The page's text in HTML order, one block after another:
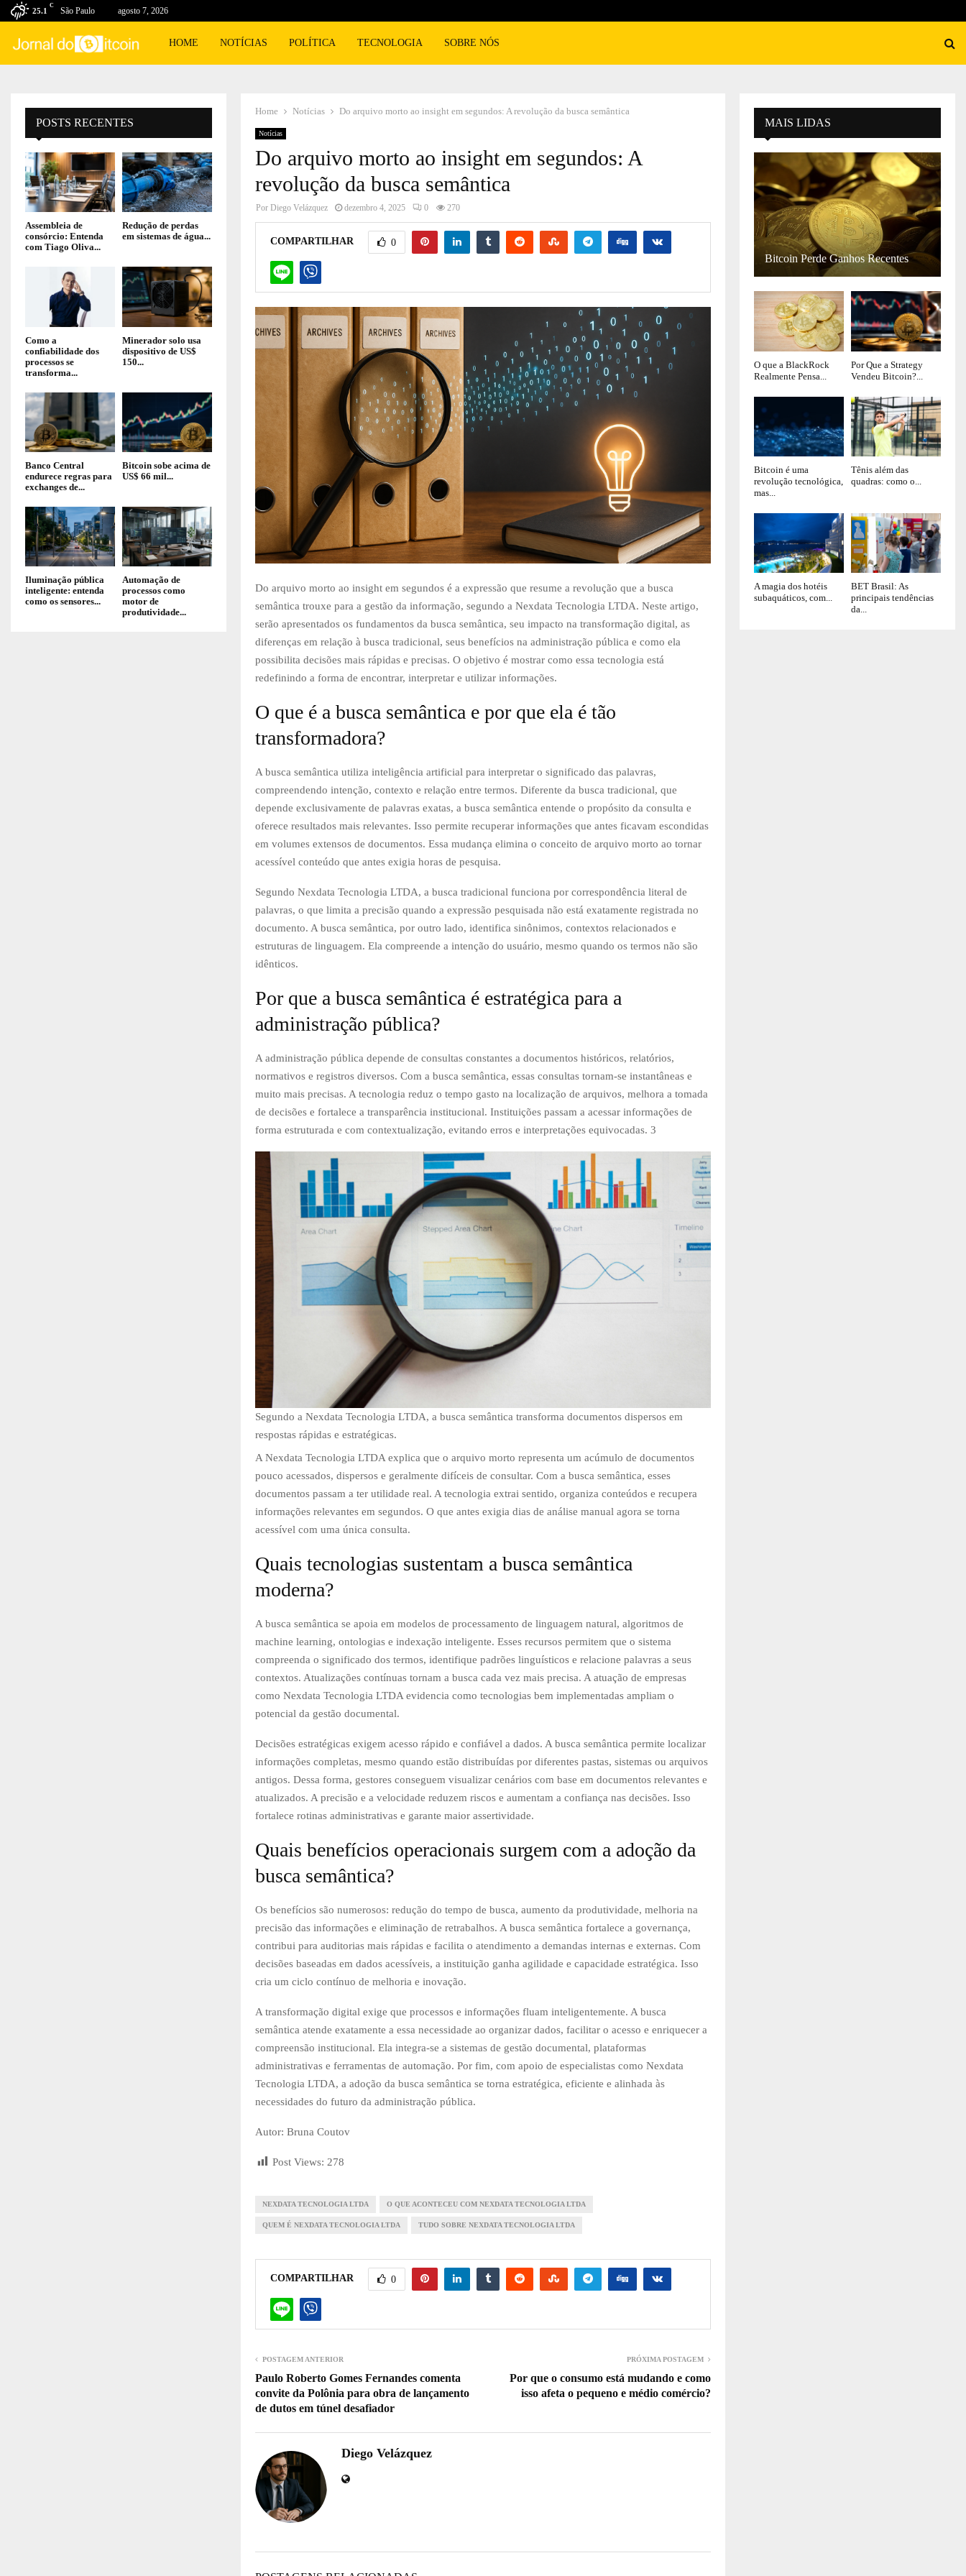
25.1
C
São Paulo agosto 7, 2026
HOME NOTÍCIAS POLÍTICA TECNOLOGIA SOBRE NÓS
Home Notícias Do arquivo morto ao insight em segundos: A revolução da busca semântica
Notícias
Do arquivo morto ao insight em segundos: A
revolução da busca semântica
Por Diego Velázquez dezembro 4, 2025 0 270
COMPARTILHAR 0
Do arquivo morto ao insight em segundos é a expressão que resume a revolução que a busca
semântica trouxe para a gestão da informação, segundo a Nexdata Tecnologia LTDA. Neste artigo,
serão apresentados os fundamentos da busca semântica, seu impacto na transformação digital, as
diferenças em relação à busca tradicional, seus benefícios na administração pública e como ela
possibilita decisões mais rápidas e precisas. O objetivo é mostrar como essa tecnologia está
redefinindo a forma de encontrar, interpretar e utilizar informações.
O que é a busca semântica e por que ela é tão
transformadora?
A busca semântica utiliza inteligência artificial para interpretar o significado das palavras,
compreendendo intenção, contexto e relação entre termos. Diferente da busca tradicional, que
depende exclusivamente de palavras exatas, a busca semântica entende o propósito da consulta e
oferece resultados mais relevantes. Isso permite recuperar informações que antes ficavam escondidas
em volumes extensos de documentos. Essa mudança elimina o conceito de arquivo morto ao tornar
acessível conteúdo que antes exigia horas de pesquisa.
Segundo Nexdata Tecnologia LTDA, a busca tradicional funciona por correspondência literal de
palavras, o que limita a precisão quando a expressão pesquisada não está exatamente registrada no
documento. A busca semântica, por outro lado, identifica sinônimos, contextos relacionados e
estruturas de linguagem. Ela compreende a intenção do usuário, mesmo quando os termos não são
idênticos.
Por que a busca semântica é estratégica para a
administração pública?
A administração pública depende de consultas constantes a documentos históricos, relatórios,
normativos e registros diversos. Com a busca semântica, essas consultas tornam-se instantâneas e
muito mais precisas. A tecnologia reduz o tempo gasto na localização de arquivos, melhora a tomada
de decisões e fortalece a transparência institucional. Instituições passam a acessar informações de
forma estruturada e com contextualização, evitando erros e interpretações equivocadas. 3
Segundo a Nexdata Tecnologia LTDA, a busca semântica transforma documentos dispersos em
respostas rápidas e estratégicas.
A Nexdata Tecnologia LTDA explica que o arquivo morto representa um acúmulo de documentos
pouco acessados, dispersos e geralmente difíceis de consultar. Com a busca semântica, esses
documentos passam a ter utilidade real. A tecnologia extrai sentido, organiza conteúdos e recupera
informações relevantes em segundos. O que antes exigia dias de análise manual agora se torna
acessível com uma única consulta.
Quais tecnologias sustentam a busca semântica
moderna?
A busca semântica se apoia em modelos de processamento de linguagem natural, algoritmos de
machine learning, ontologias e indexação inteligente. Esses recursos permitem que o sistema
compreenda o significado dos termos, identifique padrões linguísticos e relacione palavras a seus
contextos. Atualizações contínuas tornam a busca cada vez mais precisa. A atuação de empresas
como Nexdata Tecnologia LTDA evidencia como tecnologias bem implementadas ampliam o
potencial da gestão documental.
Decisões estratégicas exigem acesso rápido e confiável a dados. A busca semântica permite localizar
informações completas, mesmo quando estão distribuídas por diferentes pastas, sistemas ou arquivos
antigos. Dessa forma, gestores conseguem visualizar cenários com base em documentos relevantes e
atualizados. A precisão e a velocidade reduzem riscos e aumentam a confiança nas decisões. Isso
fortalece rotinas administrativas e garante maior assertividade.
Quais benefícios operacionais surgem com a adoção da
busca semântica?
Os benefícios são numerosos: redução do tempo de busca, aumento da produtividade, melhoria na
precisão das informações e eliminação de retrabalhos. A busca semântica fortalece a governança,
contribui para auditorias mais rápidas e facilita o atendimento a demandas internas e externas. Com
decisões baseadas em dados acessíveis, a instituição ganha agilidade e capacidade estratégica. Isso
cria um ciclo contínuo de melhoria e inovação.
A transformação digital exige que processos e informações fluam inteligentemente. A busca
semântica atende exatamente a essa necessidade ao organizar dados, facilitar o acesso e enriquecer a
compreensão institucional. Ela integra-se a sistemas de gestão documental, plataformas
administrativas e ferramentas de automação. Por fim, com apoio de especialistas como Nexdata
Tecnologia LTDA, a adoção da busca semântica se torna estratégica, eficiente e alinhada às
necessidades do futuro da administração pública.
Autor: Bruna Coutov
Post Views: 278
NEXDATA TECNOLOGIA LTDA O QUE ACONTECEU COM NEXDATA TECNOLOGIA LTDA
QUEM É NEXDATA TECNOLOGIA LTDA TUDO SOBRE NEXDATA TECNOLOGIA LTDA
COMPARTILHAR 0
POSTAGEM ANTERIOR
Paulo Roberto Gomes Fernandes comenta
convite da Polônia para obra de lançamento
de dutos em túnel desafiador
PRÓXIMA POSTAGEM
Por que o consumo está mudando e como
isso afeta o pequeno e médio comércio?
Diego Velázquez
POSTS RECENTES
Assembleia de
consórcio: Entenda
com Tiago Oliva...
Redução de perdas
em sistemas de água...
Como a
confiabilidade dos
processos se
transforma...
Minerador solo usa
dispositivo de US$
150...
Banco Central
endurece regras para
exchanges de...
Bitcoin sobe acima de
US$ 66 mil...
Iluminação pública
inteligente: entenda
como os sensores...
Automação de
processos como
motor de
produtividade...
MAIS LIDAS
Bitcoin Perde Ganhos Recentes
O que a BlackRock
Realmente Pensa...
Por Que a Strategy
Vendeu Bitcoin?...
Bitcoin é uma
revolução tecnológica,
mas...
Tênis além das
quadras: como o...
A magia dos hotéis
subaquáticos, com...
BET Brasil: As
principais tendências
da...